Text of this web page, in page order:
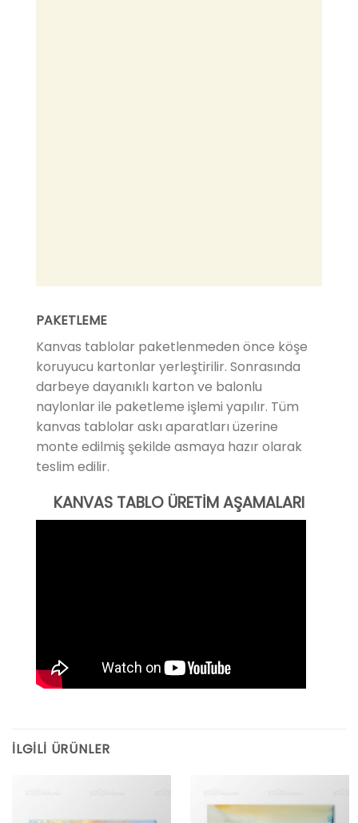
PAKETLEME
Kanvas tablolar paketlenmeden önce köşe
koruyucu kartonlar yerleştirilir. Sonrasında
darbeye dayanıklı karton ve balonlu
naylonlar ile paketleme işlemi yapılır. Tüm
kanvas tablolar askı aparatları üzerine
monte edilmiş şekilde asmaya hazır olarak
teslim edilir.
KANVAS TABLO ÜRETİM AŞAMALARI
İLGILI ÜRÜNLER